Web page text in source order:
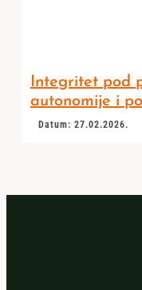
Integritet pod
autonomije i
Datum: 27.02.2026.